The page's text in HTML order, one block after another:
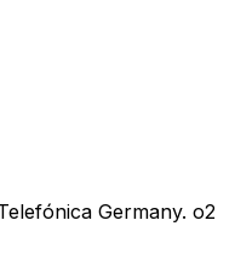
Germany. o2